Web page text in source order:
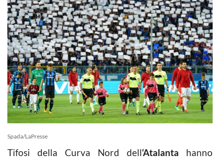
Spada/LaPresse
Tifosi della Curva Nord dell‘Atalanta hanno